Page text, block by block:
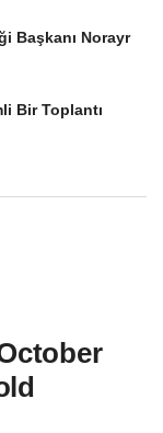
Başkanı Norayr
Bir Toplantı